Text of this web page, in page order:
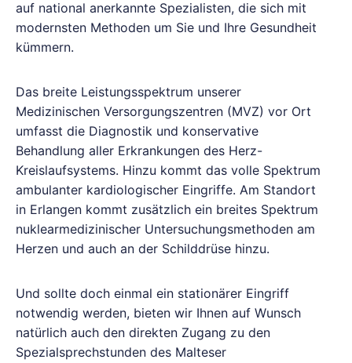
auf national anerkannte Spezialisten, die sich mit
modernsten Methoden um Sie und Ihre Gesundheit
kümmern.
Das breite Leistungsspektrum unserer
Medizinischen Versorgungszentren (MVZ) vor Ort
umfasst die Diagnostik und konservative
Behandlung aller Erkrankungen des Herz-
Kreislaufsystems. Hinzu kommt das volle Spektrum
ambulanter kardiologischer Eingriffe. Am Standort
in Erlangen kommt zusätzlich ein breites Spektrum
nuklearmedizinischer Untersuchungsmethoden am
Herzen und auch an der Schilddrüse hinzu.
Und sollte doch einmal ein stationärer Eingriff
notwendig werden, bieten wir Ihnen auf Wunsch
natürlich auch den direkten Zugang zu den
Spezialsprechstunden des Malteser